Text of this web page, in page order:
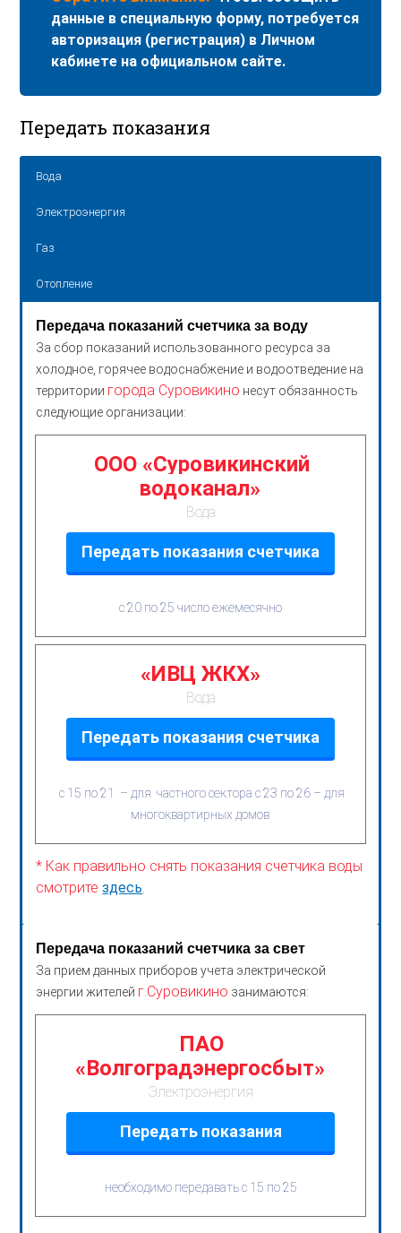
данные в специальную форму, потребуется
авторизация (регистрация) в Личном
кабинете на официальном сайте.
Передать показания
Вода
Электроэнергия
Газ
Отопление
Передача показаний счетчика за воду
За сбор показаний использованного ресурса за
холодное, горячее водоснабжение и водоотведение на
территории города Суровикино несут обязанность
следующие организации:
ООО «Суровикинский
водоканал»
Вода
Передать показания счетчика
с 20 по 25 число ежемесячно
«ИВЦ ЖКХ»
Вода
Передать показания счетчика
с 15 по 21 – для частного сектора с 23 по 26 – для
многоквартирных домов
* Как правильно снять показания счетчика воды
смотритездесь
Передача показаний счетчика за свет
За прием данных приборов учета электрической
энергии жителей г.Суровикино занимаются:
ПАО
«Волгоградэнергосбыт»
Электроэнергия
Передать показания
необходимо передавать с 15 по 25